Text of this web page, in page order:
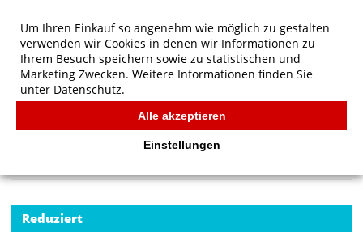
Fruit of the Loom Klassischer Kapuzen-Sweatshirt
FRUIT OF THE LOOM
Reduziert
Um Ihren Einkauf so angenehm wie möglich zu gestalten
verwenden wir Cookies in denen wir Informationen zu
Ihrem Besuch speichern sowie zu statistischen und
Marketing Zwecken. Weitere Informationen finden Sie
unter Datenschutz.
Alle akzeptieren
Einstellungen